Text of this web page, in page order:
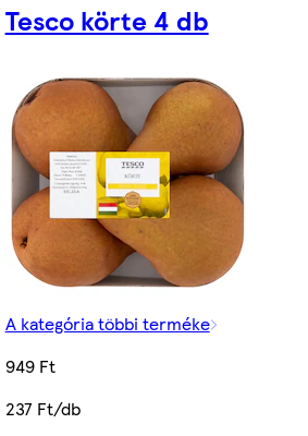
Tesco körte 4 db
A kategória többi terméke
949 Ft
237 Ft/db